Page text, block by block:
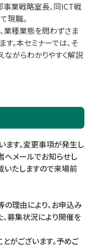
業戦略室長、同ICT戦
現職。
業種業態を問わずさま
。本セミナーでは、そ
ながらわかりやすく解説
ます。変更事項が発生し
へメールでお知らせし
いたしますので来場前
理由により、お申込み
募集状況により開催を
がございます。予めご